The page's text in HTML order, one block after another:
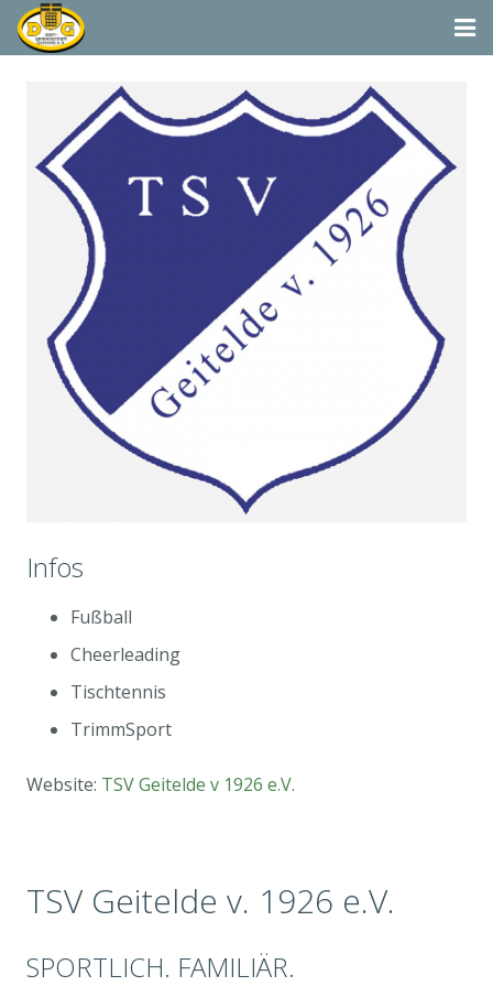
Termine
Aktivitäten
Dorfgemeinschaft & Co.
Vereine & Organisationen
Infos
Fußball
Cheerleading
Tischtennis
TrimmSport
Website: TSV Geitelde v 1926 e.V.
TSV Geitelde v. 1926 e.V.
SPORTLICH. FAMILIÄR.